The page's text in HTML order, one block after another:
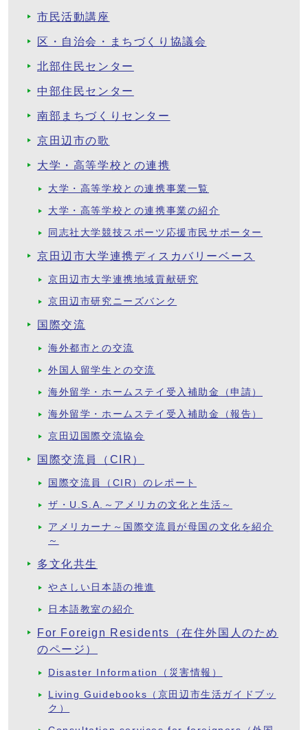
市民活動講座
区・自治会・まちづくり協議会
北部住民センター
中部住民センター
南部まちづくりセンター
京田辺市の歌
大学・高等学校との連携
大学・高等学校との連携事業一覧
大学・高等学校との連携事業の紹介
同志社大学競技スポーツ応援市民サポーター
京田辺市大学連携ディスカバリーベース
京田辺市大学連携地域貢献研究
京田辺市研究ニーズバンク
国際交流
海外都市との交流
外国人留学生との交流
海外留学・ホームステイ受入補助金（申請）
海外留学・ホームステイ受入補助金（報告）
京田辺国際交流協会
国際交流員（CIR）
国際交流員（CIR）のレポート
ザ・U.S.A.～アメリカの文化と生活～
アメリカーナ～国際交流員が母国の文化を紹介
～
多文化共生
やさしい日本語の推進
日本語教室の紹介
For Foreign Residents（在住外国人のため
のページ）
Disaster Information（災害情報）
Living Guidebooks（京田辺市生活ガイドブッ
ク）